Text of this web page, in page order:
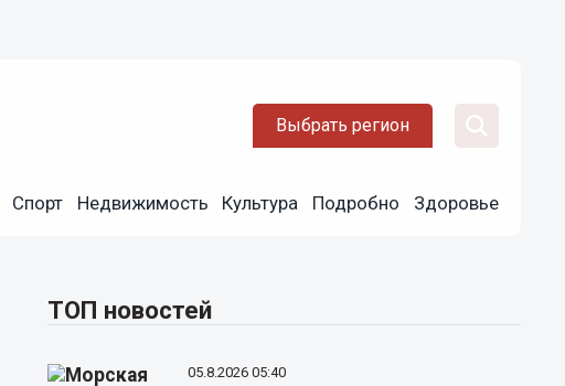
Выбрать регион
Спорт Недвижимость Культура Подробно Здоровье
ТОП новостей
05.8.2026 05:40